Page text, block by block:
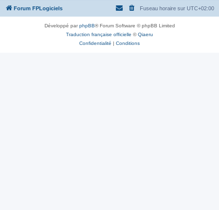
Forum FPLogiciels Fuseau horaire sur UTC+02:00
Développé parphpBB® Forum Software © phpBB Limited
Traduction française officielle ©Qiaeru
Confidentialité | Conditions